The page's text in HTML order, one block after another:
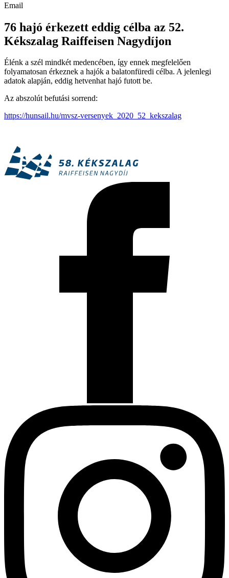
Email
76 hajó érkezett eddig célba az 52.
Kékszalag Raiffeisen Nagydíjon
Élénk a szél mindkét medencében, így ennek megfelelően
folyamatosan érkeznek a hajók a balatonfüredi célba. A jelenlegi
adatok alapján, eddig hetvenhat hajó futott be.
Az abszolút befutási sorrend:
https://hunsail.hu/mvsz-versenyek_2020_52_kekszalag